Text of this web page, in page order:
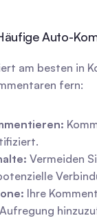
Auto-
am besten in
fern:
Vermeiden
Ihre